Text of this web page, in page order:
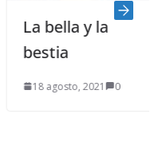
La bella y la
bestia
18 agosto, 2021 0